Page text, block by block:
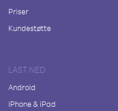
Priser
Kundestøtte
LAST NED
Android
iPhone & iPad